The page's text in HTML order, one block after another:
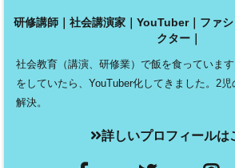
研修講師｜社会講演家｜YouTuber｜ファ
クター｜
社会教育（講演、研修業）で飯を食っていま
をしていたら、YouTuber化してきました。2
解決。
詳しいプロフィールは